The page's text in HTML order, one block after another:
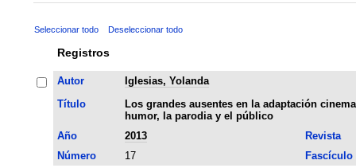
Seleccionar todo Deseleccionar todo
Registros
Autor
Iglesias, Yolanda
Título
Los grandes ausentes en la adaptación
humor, la parodia y el público
Año
2013
Revista
Número
17
Fascículo